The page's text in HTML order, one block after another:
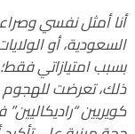
أنا أمثل نفسي
السعودية، أو
بسبب امتيازاتي
ذلك، تعرضت
كويريين